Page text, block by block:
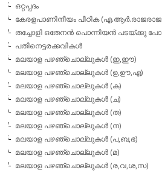
ഒറ്റപ്പദം
കേരളപാണിനീയം പീഠിക
തച്ചോളി ഒതേനൻ പൊന്നിയൻ പടയ്‌ക്കു
പതിനെട്ടരക്കവികള്‍
മലയാള പഴഞ്ചൊല്ലുകള്‍ (ഇ,ഈ)
മലയാള പഴഞ്ചൊല്ലുകള്‍ (ഉ,ഊ,എ)
മലയാള പഴഞ്ചൊല്ലുകള്‍ (ക)
മലയാള പഴഞ്ചൊല്ലുകള്‍ (ച)
മലയാള പഴഞ്ചൊല്ലുകള്‍ (ത)
മലയാള പഴഞ്ചൊല്ലുകള്‍ (ന)
മലയാള പഴഞ്ചൊല്ലുകള്‍ (പ,ബ,ഭ)
മലയാള പഴഞ്ചൊല്ലുകള്‍ (മ)
മലയാള പഴഞ്ചൊല്ലുകള്‍ (ര,വ,ശ,സ)